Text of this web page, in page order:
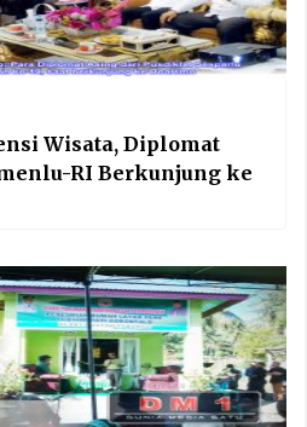
Wisata, Diplomat
RI Berkunjung ke